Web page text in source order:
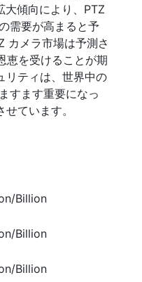
大傾向により、PTZ
需要が高まると予
カメラ市場は予測さ
恵を受けることが期
リティは、世界中の
すます重要になっ
ています。
Billion
Billion
Billion